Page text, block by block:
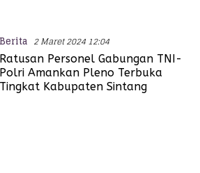
Berita 2 Maret 2024 12:04
Ratusan Personel Gabungan TNI-
Polri Amankan Pleno Terbuka
Tingkat Kabupaten Sintang